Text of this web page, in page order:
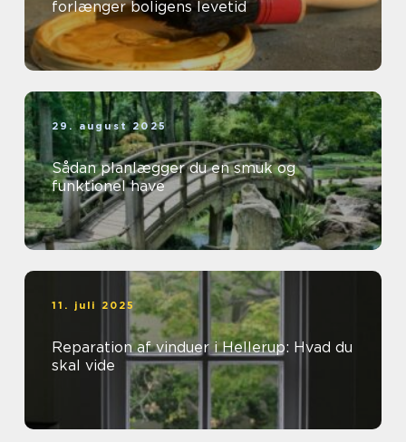
forlænger boligens levetid
29. august 2025
Sådan planlægger du en smuk og
funktionel have
11. juli 2025
Reparation af vinduer i Hellerup: Hvad du
skal vide